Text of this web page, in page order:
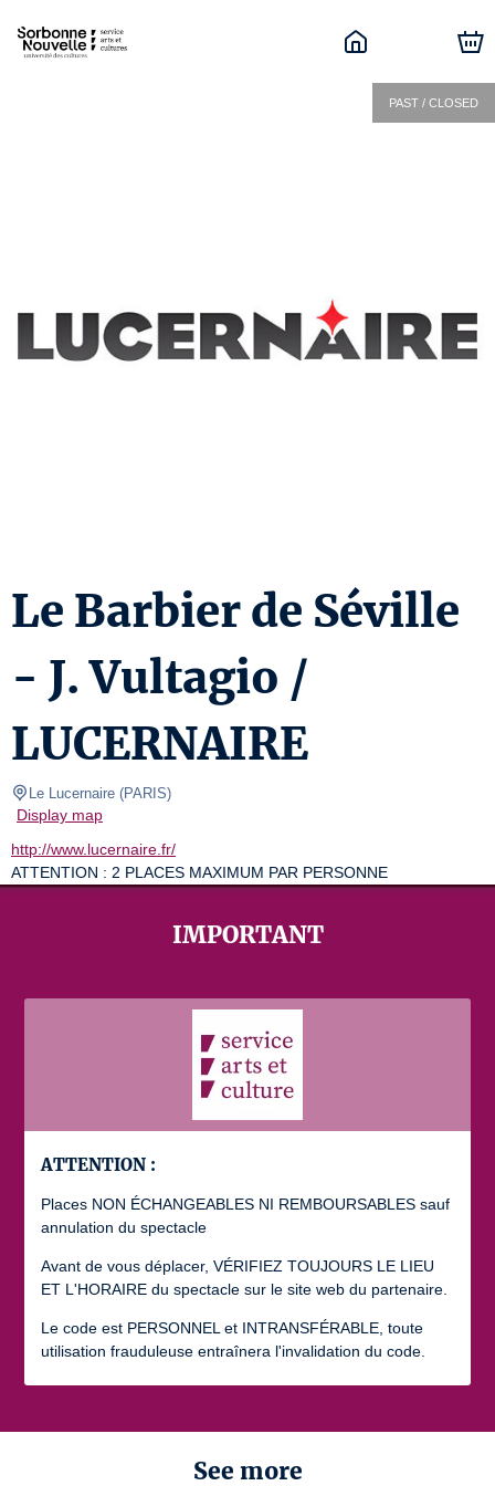
PAST / CLOSED
Le Barbier de Séville
- J. Vultagio /
LUCERNAIRE
Le Lucernaire (PARIS)
Display map
http://www.lucernaire.fr/
ATTENTION : 2 PLACES MAXIMUM PAR PERSONNE
IMPORTANT
ATTENTION :
Places NON ÉCHANGEABLES NI REMBOURSABLES sauf
annulation du spectacle
Avant de vous déplacer, VÉRIFIEZ TOUJOURS LE LIEU
ET L'HORAIRE du spectacle sur le site web du partenaire.
Le code est PERSONNEL et INTRANSFÉRABLE, toute
utilisation frauduleuse entraînera l'invalidation du code.
See more